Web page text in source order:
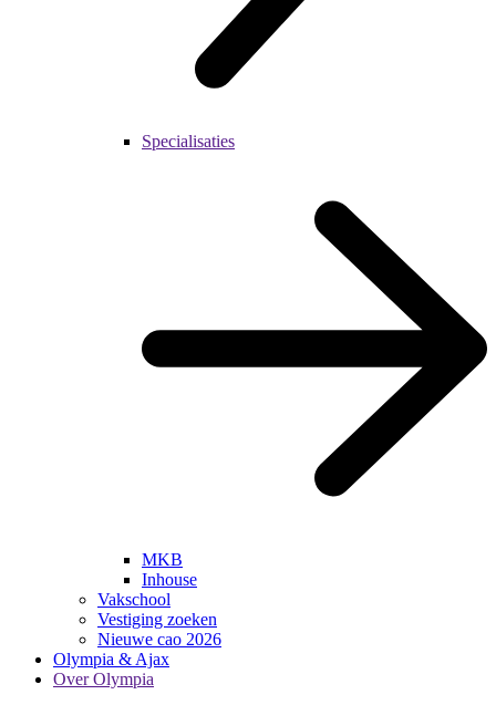
Specialisaties
MKB
Inhouse
Vakschool
Vestiging zoeken
Nieuwe cao 2026
Olympia & Ajax
Over Olympia